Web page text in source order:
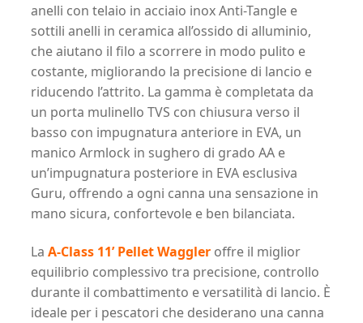
anelli con telaio in acciaio inox Anti-Tangle e
sottili anelli in ceramica all’ossido di alluminio,
che aiutano il filo a scorrere in modo pulito e
costante, migliorando la precisione di lancio e
riducendo l’attrito. La gamma è completata da
un porta mulinello TVS con chiusura verso il
basso con impugnatura anteriore in EVA, un
manico Armlock in sughero di grado AA e
un’impugnatura posteriore in EVA esclusiva
Guru, offrendo a ogni canna una sensazione in
mano sicura, confortevole e ben bilanciata.
La A-Class 11’ Pellet Waggler offre il miglior
equilibrio complessivo tra precisione, controllo
durante il combattimento e versatilità di lancio. È
ideale per i pescatori che desiderano una canna